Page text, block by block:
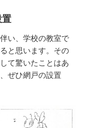
置
い、学校の教室で
と思います。その
て驚いたことはあ
ぜひ網戸の設置